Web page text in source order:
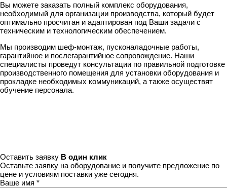
Вы можете заказать полный комплекс оборудования,
необходимый для организации производства, который будет
оптимально просчитан и адаптирован под Ваши задачи с
техническим и технологическим обеспечением.
Мы производим шеф-монтаж, пусконаладочные работы,
гарантийное и послегарантийное сопровождение. Наши
специалисты проведут консультации по правильной подготовке
производственного помещения для установки оборудования и
прокладке необходимых коммуникаций, а также осуществят
обучение персонала.
Оставить заявку В один клик
Оставьте заявку на оборудование и получите предложение по
цене и условиям поставки уже сегодня.
Ваше имя *